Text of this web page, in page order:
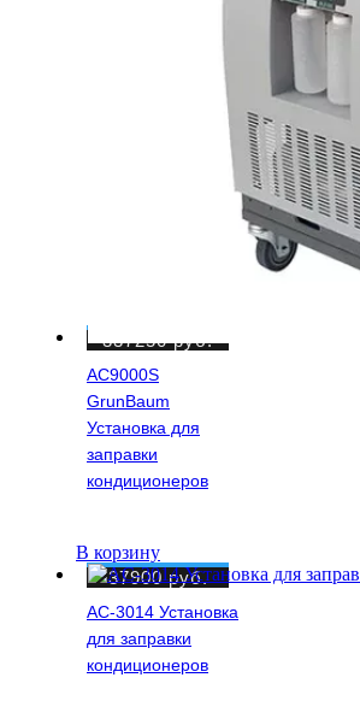
AC9000S
GrunBaum
Установка для
заправки
кондиционеров
337250руб.
В корзину
AC-3014 Установка
для заправки
кондиционеров
37900руб.